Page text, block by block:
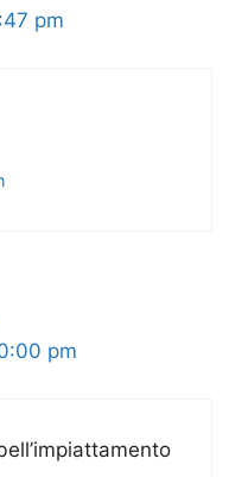
pm
pm